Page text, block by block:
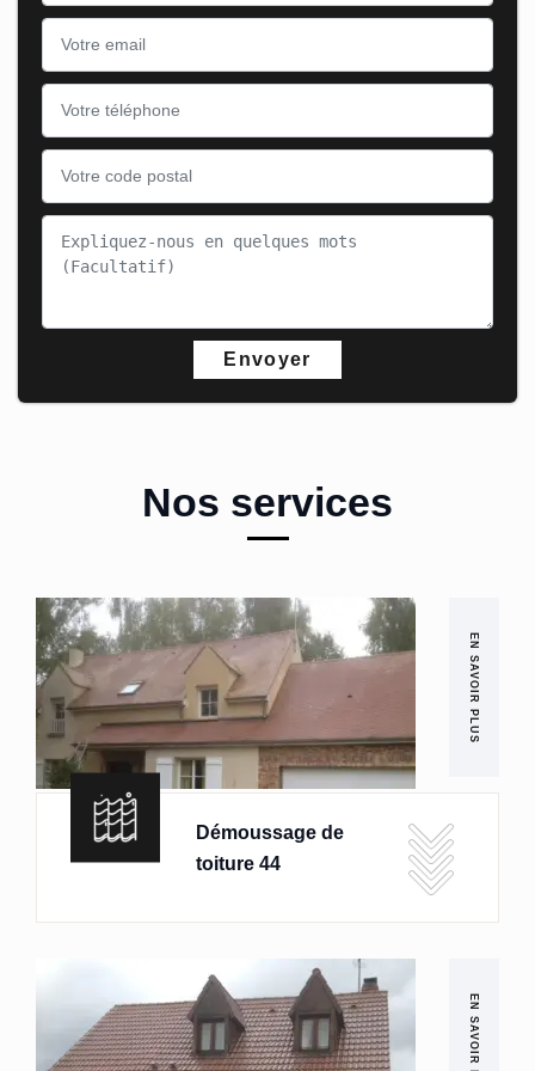
Nos services
EN SAVOIR PLUS
Démoussage de
toiture 44
EN SAVOIR PLUS